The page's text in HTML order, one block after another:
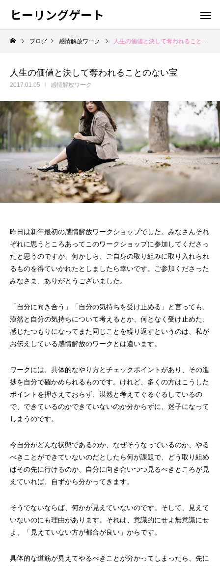
ヒーリングゲート
ブログ 感情解放ワーク 人生の価値と決して奪われることのない宝
人生の価値と決して奪われることのない宝
2017.01.05 感情解放ワーク
昨日は新年最初の感情解放ワークショップでした。みなさんそれ
ぞれに思うところあってこのワークショップに参加してくださっ
たと思うのですが、何かしら、ご自身の取り組みに取り入れられ
るものを得ていかれたとしましたら幸いです。ご参加くださった
みなさま、ありがとうございました。
「自分に向き合う」「自分の気持ちを受け止める」と言っても、
漠然と自分の気持ちについて考えるとか、何となく受け止めた、
感じたつもりになってまた同じことを繰り返すというのは、私が
お伝えしている感情解放のワークとは違います。
ワークには、具体的なやり方とチェックポイントがあり、その進
捗を自分で確かめられるものです。けれど、多くの方はこうした
ポイントを押さえておらず、漠然と考えてぐるぐるしているの
で、できているのかできていないのか分からずに、迷子になって
しまうのです。
今自分がどんな状態であるのか、なぜそうなっているのか、やる
べきことができていないのだとしたら何が課題で、どう取り組め
ばその先に行けるのか、自分に向き合いつつ見るべきところが見
えていれば、自ずから分かってきます。
そうでないならば、何かが見えていないのです。そして、見えて
いないのにも理由があります。それは、意識的にせよ無意識にせ
よ、「見えていない方が都合が良い」からです。
具体的な道筋が見えてやるべきことが分かってしまったら、先に